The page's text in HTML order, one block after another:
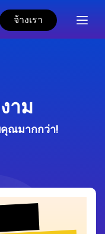
จ้างเรา
าม
คุณมากกว่า!